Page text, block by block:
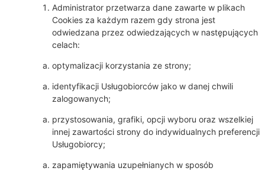
Administrator przetwarza dane zawarte w plikach
Cookies za każdym razem gdy strona jest
odwiedzana przez odwiedzających w następujących
celach:
optymalizacji korzystania ze strony;
identyfikacji Usługobiorców jako w danej chwili
zalogowanych;
przystosowania, grafiki, opcji wyboru oraz wszelkiej
innej zawartości strony do indywidualnych preferencji
Usługobiorcy;
zapamiętywania uzupełnianych w sposób